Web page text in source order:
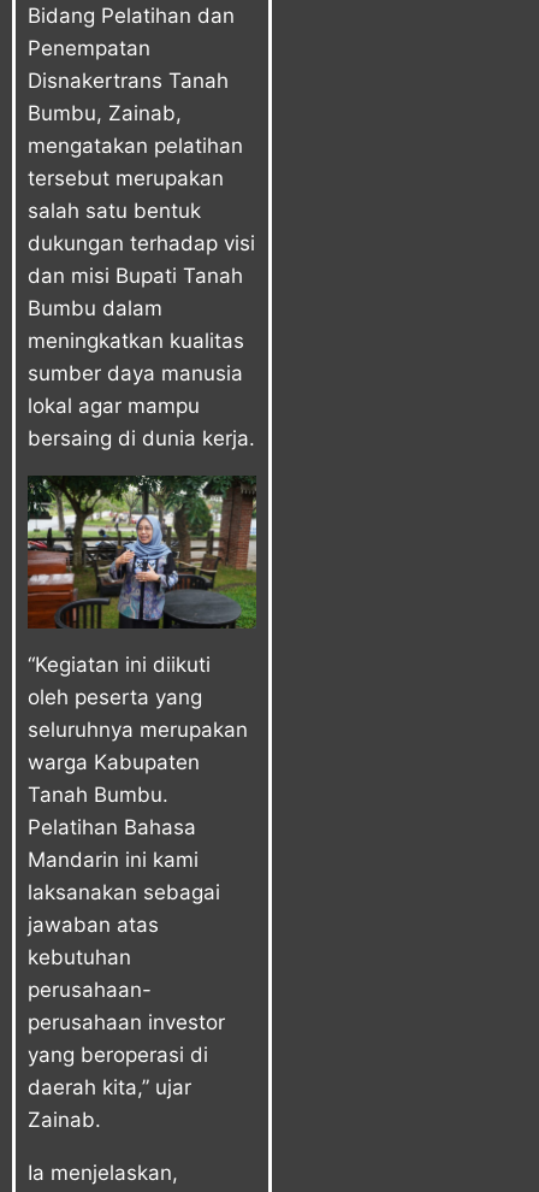
Bidang Pelatihan dan
Penempatan
Disnakertrans Tanah
Bumbu, Zainab,
mengatakan pelatihan
tersebut merupakan
salah satu bentuk
dukungan terhadap visi
dan misi Bupati Tanah
Bumbu dalam
meningkatkan kualitas
sumber daya manusia
lokal agar mampu
bersaing di dunia kerja.
“Kegiatan ini diikuti
oleh peserta yang
seluruhnya merupakan
warga Kabupaten
Tanah Bumbu.
Pelatihan Bahasa
Mandarin ini kami
laksanakan sebagai
jawaban atas
kebutuhan
perusahaan-
perusahaan investor
yang beroperasi di
daerah kita,” ujar
Zainab.
Ia menjelaskan,